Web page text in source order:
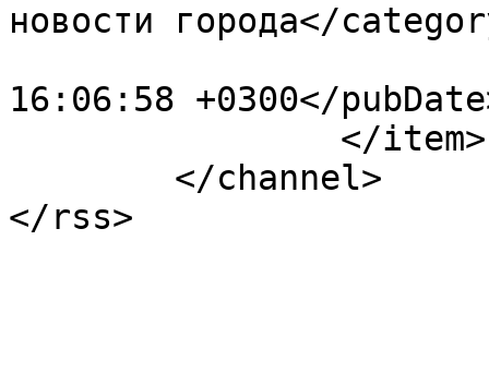
новости города</
16:06:58 +0300</